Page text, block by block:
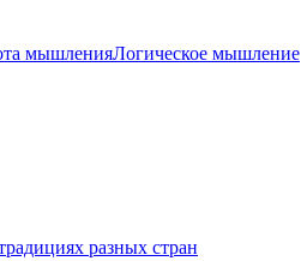
мышленияЛогическое мышление
разных стран